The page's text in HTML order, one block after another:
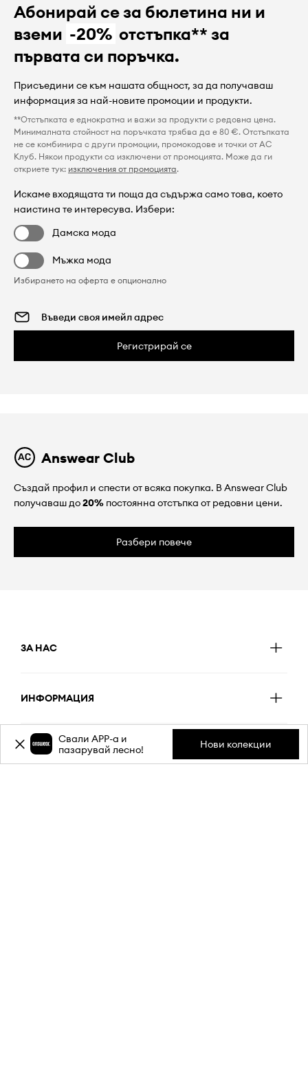
Абонирай се за бюлетина ни и
вземи -20% отстъпка** за
първата си поръчка.
Присъедини се към нашата общност, за да получаваш
информация за най-новите промоции и продукти.
**Отстъпката е еднократна и важи за продукти с редовна цена.
Минималната стойност на поръчката трябва да е 80 €. Отстъпката
не се комбинира с други промоции, промокодове и точки от AC
Клуб. Някои продукти са изключени от промоцията. Може да ги
откриете тук: изключения от промоцията.
Искаме входящата ти поща да съдържа само това, което
наистина те интересува. Избери:
Дамска мода
Мъжка мода
Избирането на оферта е опционално
Регистрирай се
Answear Club
Създай профил и спести от всяка покупка. В Answear Club
получаваш до20% постоянна отстъпка от редовни цени.
Разбери повече
ЗА НАС
ИНФОРМАЦИЯ
ОБСЛУЖВАНЕ НА КЛИЕНТИ
Свали APP-a и
пазарувай лесно!
Нови колекции